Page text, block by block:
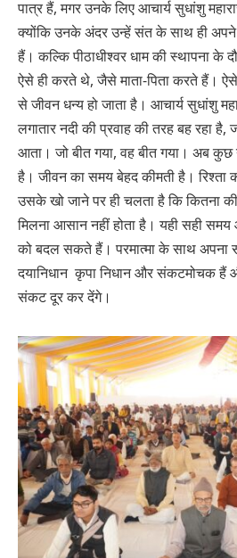
पात्र हैं, मगर उनके लिए आचार्य सुधांशु
क्योंकि उनके अंदर उन्हें संत के साथ ही अपने
हैं। कल्कि पीठाधीश्वर धाम की स्थापना के
ऐसे ही करते थे, जैसे माता-पिता करते हैं।
से जीवन धन्य हो जाता है। आचार्य सुधांशु
लगातार नदी की प्रवाह की तरह बह रहा
आता। जो बीत गया, वह बीत गया। अब
है। जीवन का समय बेहद कीमती है। रिश्ता
उसके खो जाने पर ही चलता है कि कितना
मिलना आसान नहीं होता है। यही सही
को बदल सकते हैं। परमात्मा के साथ अपना
दयानिधान कृपा निधान और संकटमोचक
संकट दूर कर देंगे।